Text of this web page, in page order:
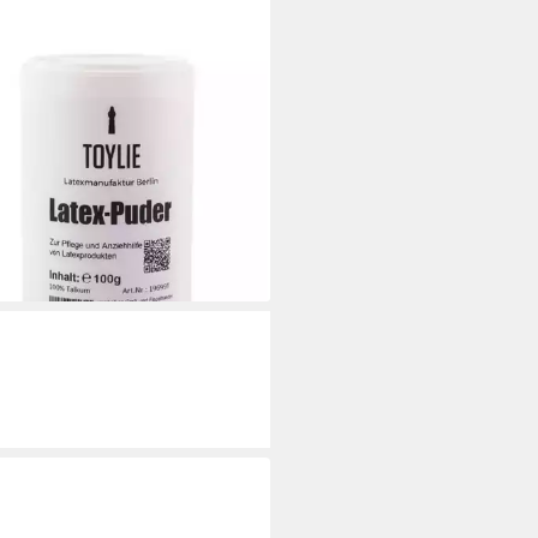
zur Latexpflege und als
für Latexkleidung
€/ 1 kg)
- in 2-3 Werktagen bei dir